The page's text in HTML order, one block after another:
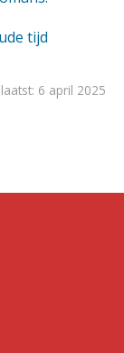
tijd
6 april 2025